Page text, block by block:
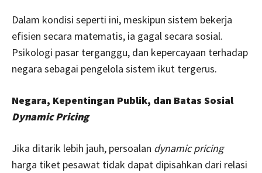
Dalam kondisi seperti ini, meskipun sistem bekerja
efisien secara matematis, ia gagal secara sosial.
Psikologi pasar terganggu, dan kepercayaan terhadap
negara sebagai pengelola sistem ikut tergerus.
Negara, Kepentingan Publik, dan Batas Sosial
Dynamic Pricing
Jika ditarik lebih jauh, persoalan dynamic pricing
harga tiket pesawat tidak dapat dipisahkan dari relasi